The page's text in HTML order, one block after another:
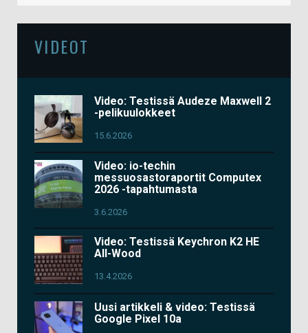
VIDEOT
Video: Testissä Audeze Maxwell 2
-pelikuulokkeet
15.6.2026
Video: io-techin
messuosastoraportit Computex
2026 -tapahtumasta
3.6.2026
Video: Testissä Keychron K2 HE
All-Wood
13.4.2026
Uusi artikkeli & video: Testissä
Google Pixel 10a